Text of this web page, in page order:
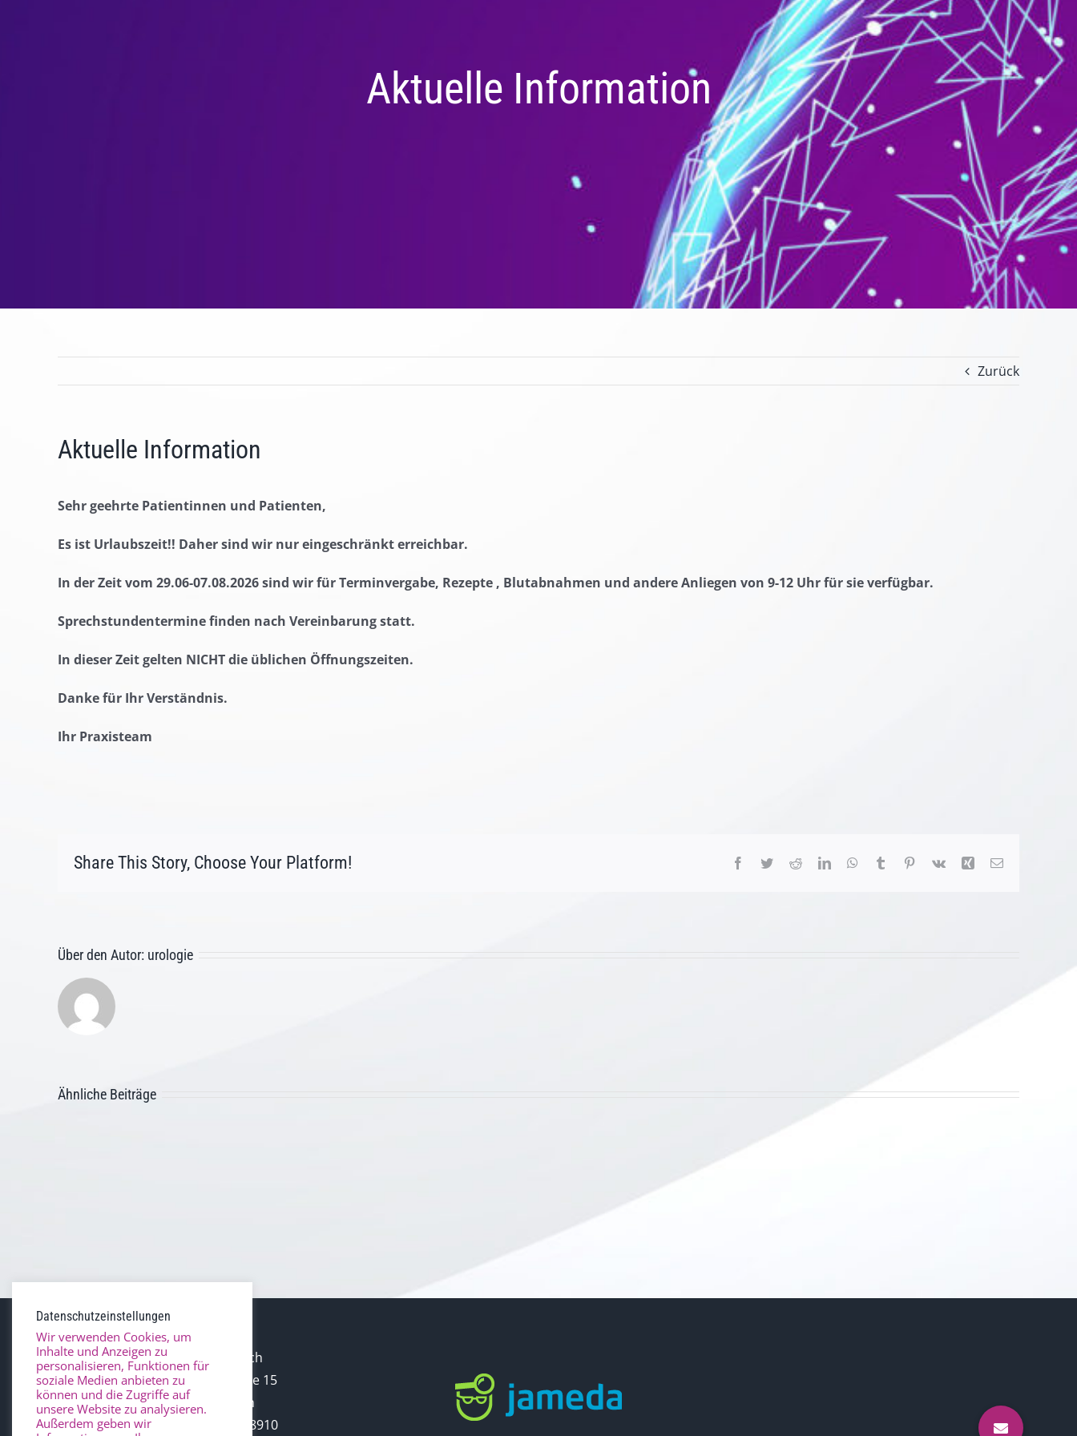
Aktuelle Information
Zurück
Aktuelle Information
Sehr geehrte Patientinnen und Patienten,
Es ist Urlaubszeit!! Daher sind wir nur eingeschränkt erreichbar.
In der Zeit vom 29.06-07.08.2026 sind wir für Terminvergabe, Rezepte , Blutabnahmen und andere Anliegen von 9-12 Uhr für sie verfügbar.
Sprechstundentermine finden nach Vereinbarung statt.
In dieser Zeit gelten NICHT die üblichen Öffnungszeiten.
Danke für Ihr Verständnis.
Ihr Praxisteam
Share This Story, Choose Your Platform! Facebook
TwitterRedditLinkedInWhatsApp
Tumblr Pinterest
Vk Xing E-
Über den Autor: urologie
Ähnliche Beiträge
Urologie Korbach
Dr.-Hartwig-Strasse 15
34497 Korbach
Telefon: 05631- 988910
Datenschutzeinstellungen
Wir verwenden Cookies, um
Inhalte und Anzeigen zu
personalisieren, Funktionen für
soziale Medien anbieten zu
können und die Zugriffe auf
unsere Website zu analysieren.
Außerdem geben wir